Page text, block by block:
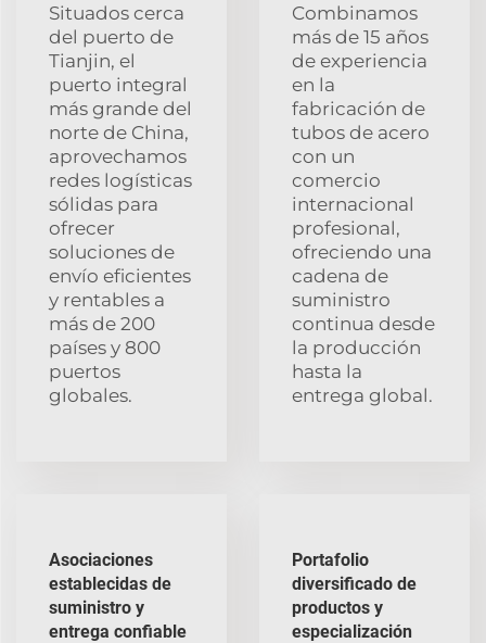
Situados cerca
del puerto de
Tianjin, el
puerto integral
más grande del
norte de China,
aprovechamos
redes logísticas
sólidas para
ofrecer
soluciones de
envío eficientes
y rentables a
más de 200
países y 800
puertos
globales.
Combinamos
más de 15 años
de experiencia
en la
fabricación de
tubos de acero
con un
comercio
internacional
profesional,
ofreciendo una
cadena de
suministro
continua desde
la producción
hasta la
entrega global.
Asociaciones
establecidas de
suministro y
entrega confiable
Portafolio
diversificado de
productos y
especialización